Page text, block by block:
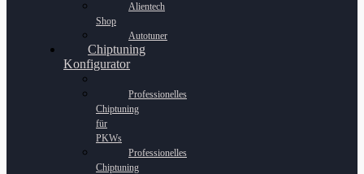
Alientech
Shop
Autotuner
Chiptuning
Konfigurator
Professionelles
Chiptuning
für
PKWs
Professionelles
Chiptuning